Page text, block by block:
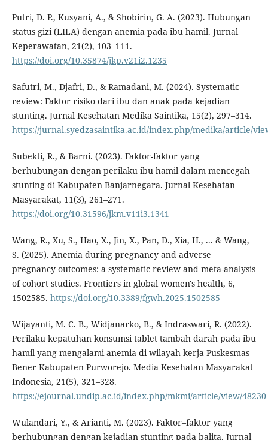
Putri, D. P., Kusyani, A., & Shobirin, G. A. (2023). Hubungan
status gizi (LILA) dengan anemia pada ibu hamil. Jurnal
Keperawatan, 21(2), 103–111.
https://doi.org/10.35874/jkp.v21i2.1235
Safutri, M., Djafri, D., & Ramadani, M. (2024). Systematic
review: Faktor risiko dari ibu dan anak pada kejadian
stunting. Jurnal Kesehatan Medika Saintika, 15(2), 297–314.
https://jurnal.syedzasaintika.ac.id/index.php/medika/article/
Subekti, R., & Barni. (2023). Faktor-faktor yang
berhubungan dengan perilaku ibu hamil dalam mencegah
stunting di Kabupaten Banjarnegara. Jurnal Kesehatan
Masyarakat, 11(3), 261–271.
https://doi.org/10.31596/jkm.v11i3.1341
Wang, R., Xu, S., Hao, X., Jin, X., Pan, D., Xia, H., ... & Wang,
S. (2025). Anemia during pregnancy and adverse
pregnancy outcomes: a systematic review and meta-analysis
of cohort studies. Frontiers in global women's health, 6,
1502585. https://doi.org/10.3389/fgwh.2025.1502585
Wijayanti, M. C. B., Widjanarko, B., & Indraswari, R. (2022).
Perilaku kepatuhan konsumsi tablet tambah darah pada ibu
hamil yang mengalami anemia di wilayah kerja Puskesmas
Bener Kabupaten Purworejo. Media Kesehatan Masyarakat
Indonesia, 21(5), 321–328.
https://ejournal.undip.ac.id/index.php/mkmi/article/view/48230
Wulandari, Y., & Arianti, M. (2023). Faktor–faktor yang
berhubungan dengan kejadian stunting pada balita. Jurnal